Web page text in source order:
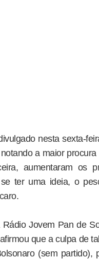
nesta sexta-
a maior
aumentaram os
ter uma ideia, o
Rádio Jovem Pan de
que a culpa de
(sem partido),